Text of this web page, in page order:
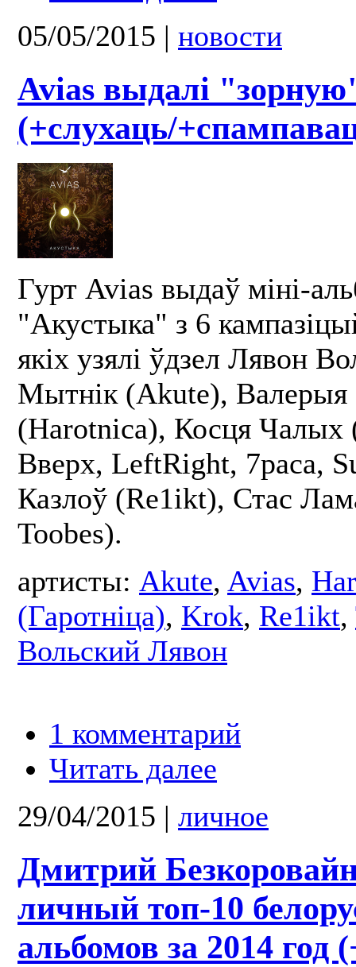
05/05/2015 | новости
Avias выдалі
(+слухаць/
Гурт Avias выдаў міні-
"Акустыка" з 6
якіх узялі ўдзел Лявон
Мытнік (Akute), Валерыя
(Harotnica), Косця
Вверх, LeftRight, 7раса,
Казлоў (Re1ikt), Стас
Toobes).
артисты: Akute, Avias,
(Гаротніца), Krok, Re1ikt,
Вольский Лявон
1 комментарий
Читать далее
29/04/2015 | личное
Дмитрий
личный топ-10
альбомов за 2014 год